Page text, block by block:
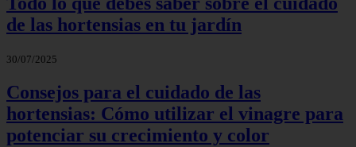
de las hortensias en tu jardín
30/07/2025
Consejos para el cuidado de las
hortensias: Cómo utilizar el vinagre para
potenciar su crecimiento y color